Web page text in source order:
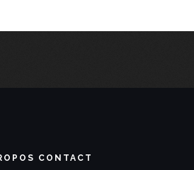
CONTACT